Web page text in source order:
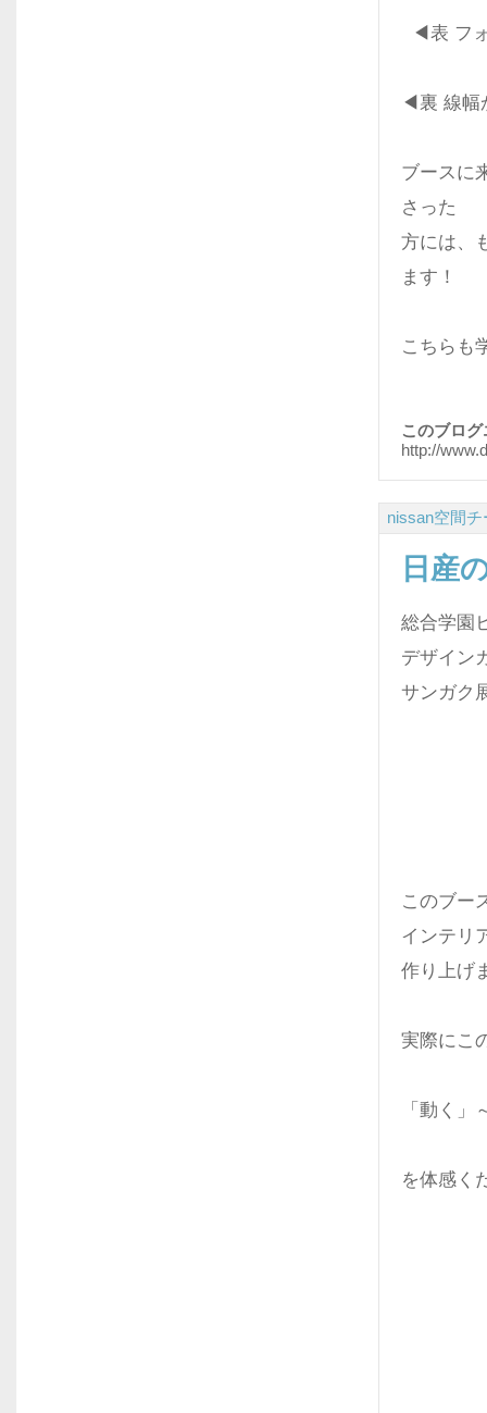
◀表 フ
◀裏 線幅
ブースに
さった
方には、
ます！
こちらも
このブロ
http://
nissan空間チ
日産
総合学園
デザイン
サンガク
このブー
インテリ
作り上げ
実際にこ
「動く
を体感く